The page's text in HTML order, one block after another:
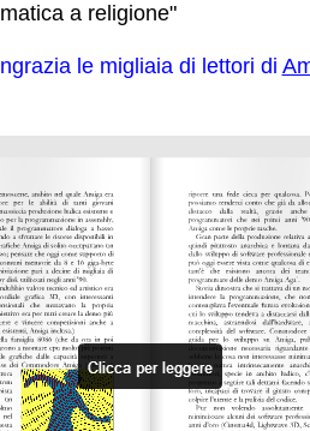
a religione"
le migliaia di lettori di